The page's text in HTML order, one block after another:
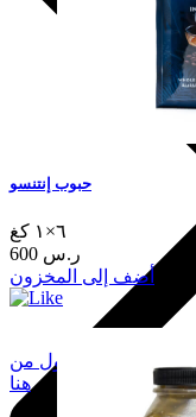
حبوب إنتنسو
٦×١ كغ
600 ر.س
أضف إلى المخزون
سجّل الدخول من
هنا